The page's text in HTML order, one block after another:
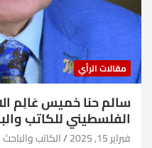
مقالات الرأي
سالم حنا خميس عَالِم
الفلسطيني للكاتب
فبراير 15, 2025 الكاتب